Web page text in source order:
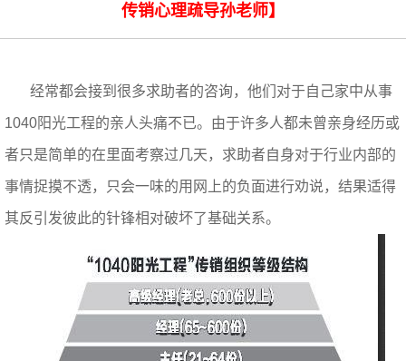
传销心理疏导孙老师】
经常都会接到很多求助者的咨询，他们对于自己家中从事
1040阳光工程的亲人头痛不已。由于许多人都未曾亲身经历或
者只是简单的在里面考察过几天，求助者自身对于行业内部的
事情捉摸不透，只会一味的用网上的负面进行劝说，结果适得
其反引发彼此的针锋相对破坏了基础关系。